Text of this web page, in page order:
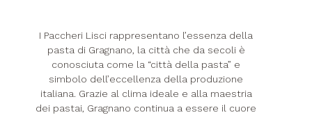
I Paccheri Lisci rappresentano l’essenza della
pasta di Gragnano, la città che da secoli è
conosciuta come la “città della pasta” e
simbolo dell’eccellenza della produzione
italiana. Grazie al clima ideale e alla maestria
dei pastai, Gragnano continua a essere il cuore